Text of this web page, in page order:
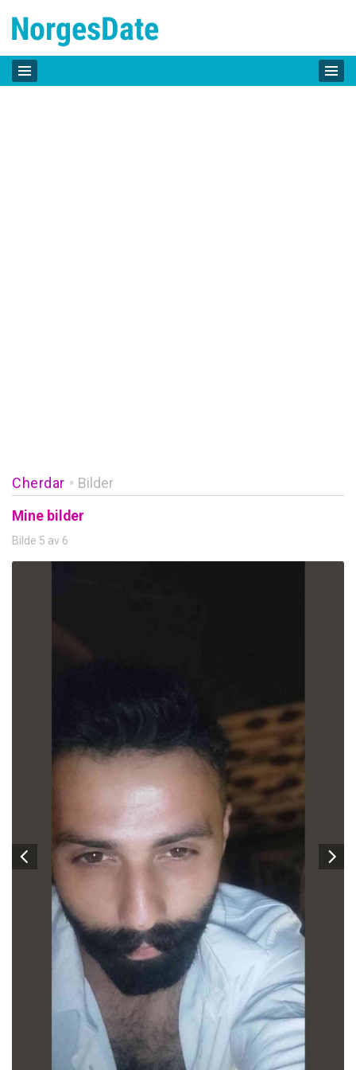
Cherdar » Bilder
Mine bilder
Bilde 5 av 6